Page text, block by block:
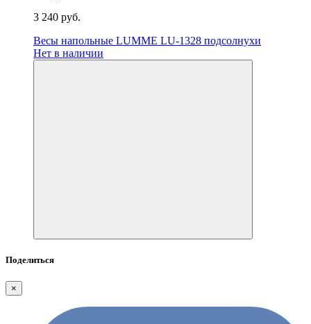
3 240 руб.
Весы напольные LUMME LU-1328 подсолнухи
Нет в наличии
Поделиться
×